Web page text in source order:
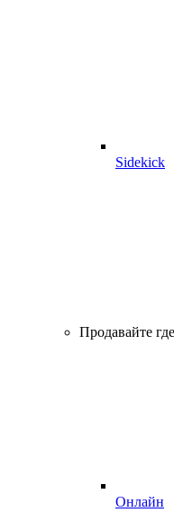
Sidekick
Продавайте
Онлайн